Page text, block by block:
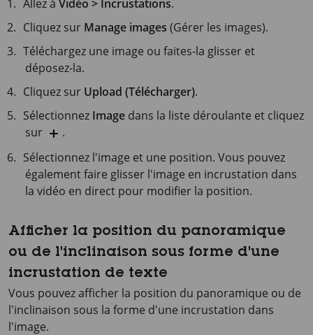
Allez àVidéo > Incrustations.
Cliquez sur Manage images (Gérer les images).
Téléchargez une image ou faites-la glisser et
déposez-la.
Cliquez sur Upload (Télécharger).
Sélectionnez Image dans la liste déroulante et cliquez
sur
.
Sélectionnez l'image et une position. Vous pouvez
également faire glisser l'image en incrustation dans
la vidéo en direct pour modifier la position.
Afficher la position du panoramique
ou de l'inclinaison sous forme d'une
incrustation de texte
Vous pouvez afficher la position du panoramique ou de
l'inclinaison sous la forme d'une incrustation dans
l'image.